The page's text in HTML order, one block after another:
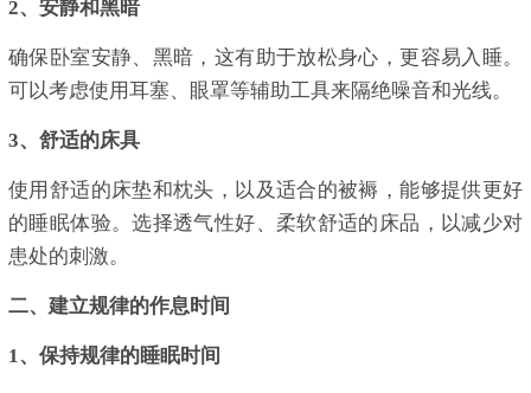
2、安静和黑暗
确保卧室安静、黑暗，这有助于放松身心，更容易入睡。
可以考虑使用耳塞、眼罩等辅助工具来隔绝噪音和光线。
3、舒适的床具
使用舒适的床垫和枕头，以及适合的被褥，能够提供更好
的睡眠体验。选择透气性好、柔软舒适的床品，以减少对
患处的刺激。
二、建立规律的作息时间
1、保持规律的睡眠时间